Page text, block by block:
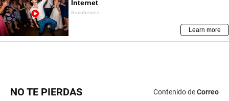
NO TE PIERDAS Contenido deCorreo